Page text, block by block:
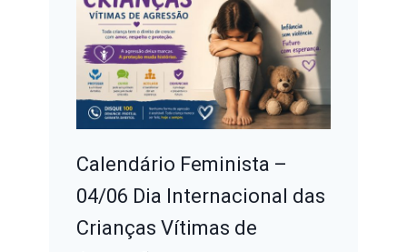
Calendário Feminista –
04/06 Dia Internacional das
Crianças Vítimas de